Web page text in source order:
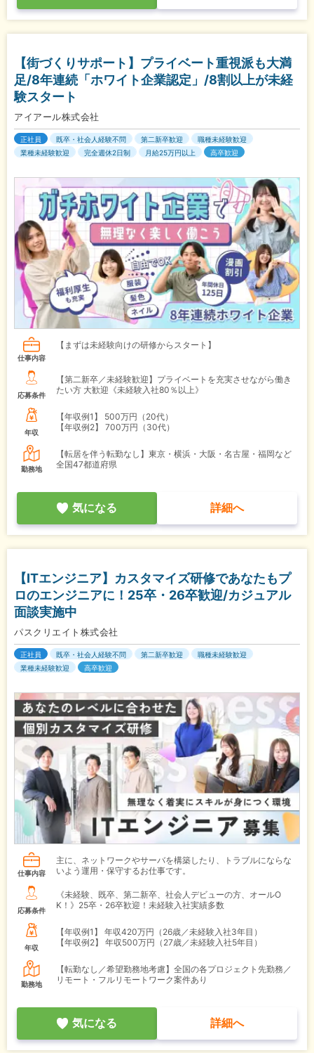
【街づくりサポート】プライベート重視派も大満
足/8年連続「ホワイト企業認定」/8割以上が未経
験スタート
アイアール株式会社
正社員 既卒・社会人経験不問 第二新卒歓迎
職種未経験歓迎
業種未経験歓迎
完全週休2日制 月給25万円以上 高卒歓迎
仕事内容
【まずは未経験向けの研修からスタート】
応募条件
【第二新卒／未経験歓迎】プライベートを充実させながら働き
たい方 大歓迎《未経験入社80％以上》
年収
【年収例1】
500万円（20代）
【年収例2】
700万円（30代）
勤務地
【転居を伴う転勤なし】東京・横浜・大阪・名古屋・福岡など
全国47都道府県
気になる 詳細へ
【ITエンジニア】カスタマイズ研修であなたもプ
ロのエンジニアに！25卒・26卒歓迎/カジュアル
面談実施中
パスクリエイト株式会社
正社員 既卒・社会人経験不問 第二新卒歓迎
職種未経験歓迎
業種未経験歓迎
高卒歓迎
仕事内容
主に、ネットワークやサーバを構築したり、トラブルにならな
いよう運用・保守するお仕事です。
応募条件
《未経験、既卒、第二新卒、社会人デビューの方、オールO
K！》25卒・26卒歓迎！未経験入社実績多数
年収
【年収例1】
年収420万円（26歳／未経験入社3年目）
【年収例2】
年収500万円（27歳／未経験入社5年目）
勤務地
【転勤なし／希望勤務地考慮】全国の各プロジェクト先勤務／
リモート・フルリモートワーク案件あり
気になる 詳細へ